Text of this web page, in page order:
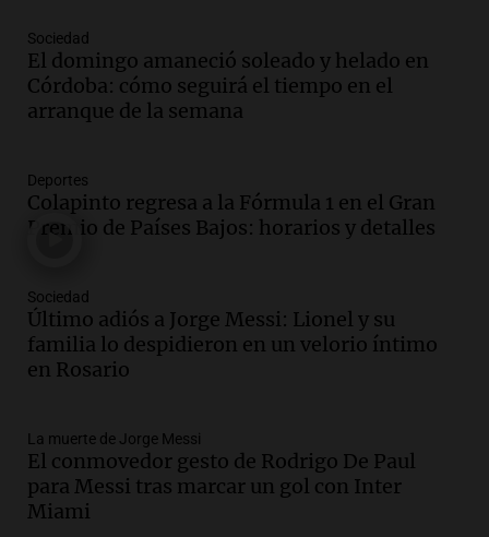
Audio.Bomberos asisten a senderista
con fractura de tobillo en refugio Doña
Rosa
Audio.
Amaycha del Valle avanza en
investigación internacional sobre asma
con nueva tecnología médica
Episodios
Audio.Suspenden descuento en SUBE y
aumentan tarifas del SUBTE en Buenos
Aires desde agosto
Audio.Kicillof critica la desregulación
financiera y el aumento de la morosidad
en Buenos Aires
Panorama Federal
Sociedad
El domingo amaneció soleado y helado en
Córdoba: cómo seguirá el tiempo en el
arranque de la semana
Deportes
Colapinto regresa a la Fórmula 1 en el Gran
Premio de Países Bajos: horarios y detalles
Sociedad
Último adiós a Jorge Messi: Lionel y su
familia lo despidieron en un velorio íntimo
en Rosario
La muerte de Jorge Messi
El conmovedor gesto de Rodrigo De Paul
para Messi tras marcar un gol con Inter
Miami